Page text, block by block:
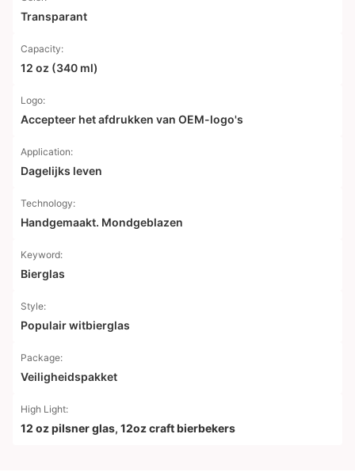
Transparant
Capacity:
12 oz (340 ml)
Logo:
Accepteer het afdrukken van OEM-logo's
Application:
Dagelijks leven
Technology:
Handgemaakt. Mondgeblazen
Keyword:
Bierglas
Style:
Populair witbierglas
Package:
Veiligheidspakket
High Light:
12 oz pilsner glas, 12oz craft bierbekers